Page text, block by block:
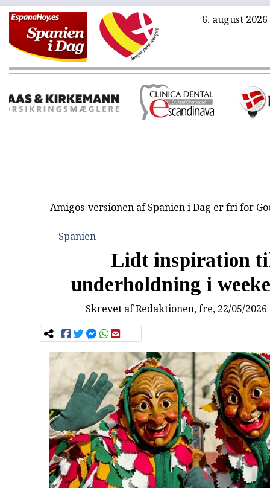
6. august 2026
Amigos-versionen af Spanien i Dag er fri for
Spanien
Lidt inspiration
underholdning i
Skrevet afRedaktionen, fre, 22/05/2026